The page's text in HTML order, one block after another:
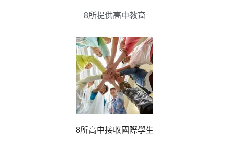
8所提供高中教育
8所高中接收國際學生